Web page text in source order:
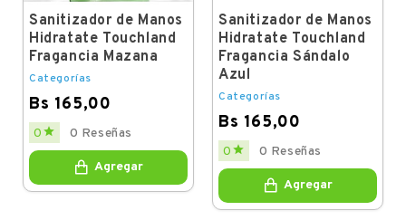
Sanitizador de Manos
Hidratate Touchland
Fragancia Mazana
Categorías
Bs 165,00
Price
0  0 Reseñas
Agregar
Sanitizador de Manos
Hidratate Touchland
Fragancia Sándalo
Azul
Categorías
Bs 165,00
Price
0  0 Reseñas
Agregar